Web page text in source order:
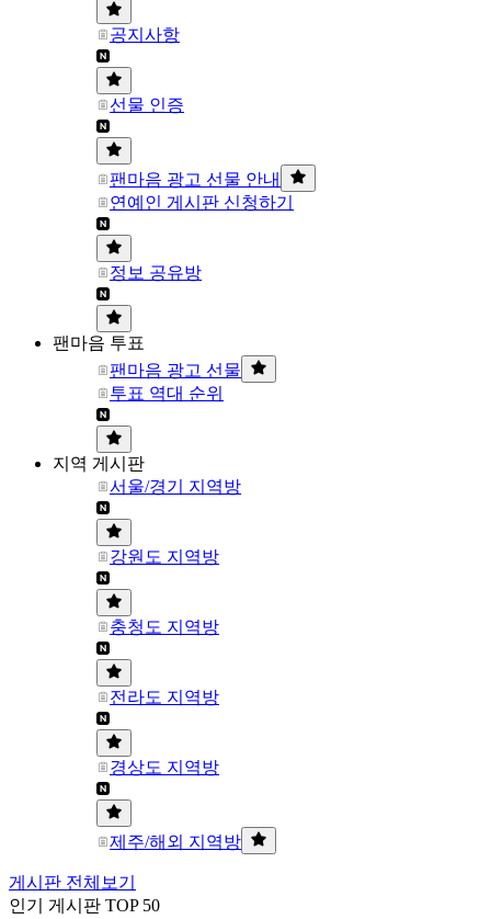
공지사항
선물 인증
팬마음 광고 선물 안내
연예인 게시판 신청하기
정보 공유방
팬마음 투표
팬마음 광고 선물
투표 역대 순위
지역 게시판
서울/경기 지역방
강원도 지역방
충청도 지역방
전라도 지역방
경상도 지역방
제주/해외 지역방
게시판 전체보기
인기 게시판 TOP 50